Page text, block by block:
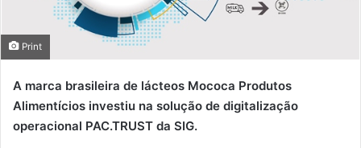
Print
A marca brasileira de lácteos Mococa Produtos
Alimentícios investiu na solução de digitalização
operacional PAC.TRUST da SIG.